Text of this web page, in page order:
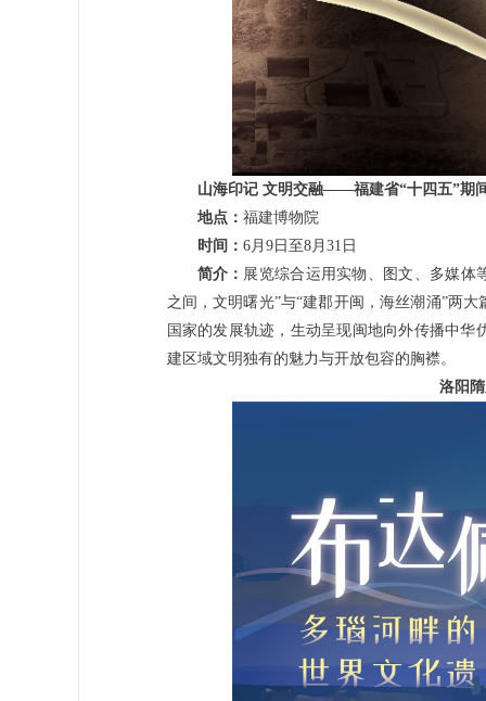
山海印记 文明交融——福建省“十四五”期
地点： 福建博物院
时间： 6月9日至8月31日
简介： 展览综合运用实物、图文、多媒体
之间，文明曙光”与“建郡开闽，海丝潮涌”两
国家的发展轨迹，生动呈现闽地向外传播中
建区域文明独有的魅力与开放包容的胸襟。
洛阳